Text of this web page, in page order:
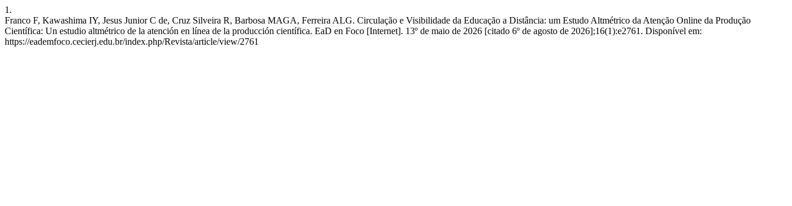
1.
Franco F, Kawashima IY, Jesus Junior C de, Cruz Silveira R, Barbosa MAGA, Ferreira ALG. Circulação e Visibilidade da Educação a Distância: um Estudo Altmétrico da Atenção Online da Produção
Científica: Un estudio altmétrico de la atención en línea de la producción científica. EaD en Foco [Internet]. 13º de maio de 2026 [citado 6º de agosto de 2026];16(1):e2761. Disponível em:
https://eademfoco.cecierj.edu.br/index.php/Revista/article/view/2761